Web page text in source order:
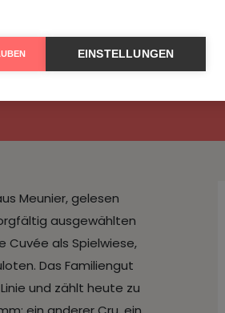
brut nature
Meunier, gelesen
ausgewählten
Cuvée als Spielwiese,
Das Familiengut
und zählt heute zu
EINSTELLUNGEN